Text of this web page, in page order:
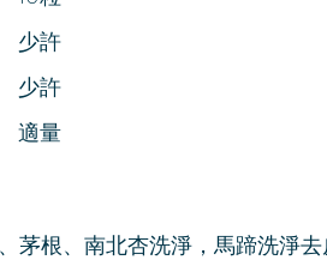
少許
少許
適量
茅根、南北杏洗淨，馬蹄洗淨